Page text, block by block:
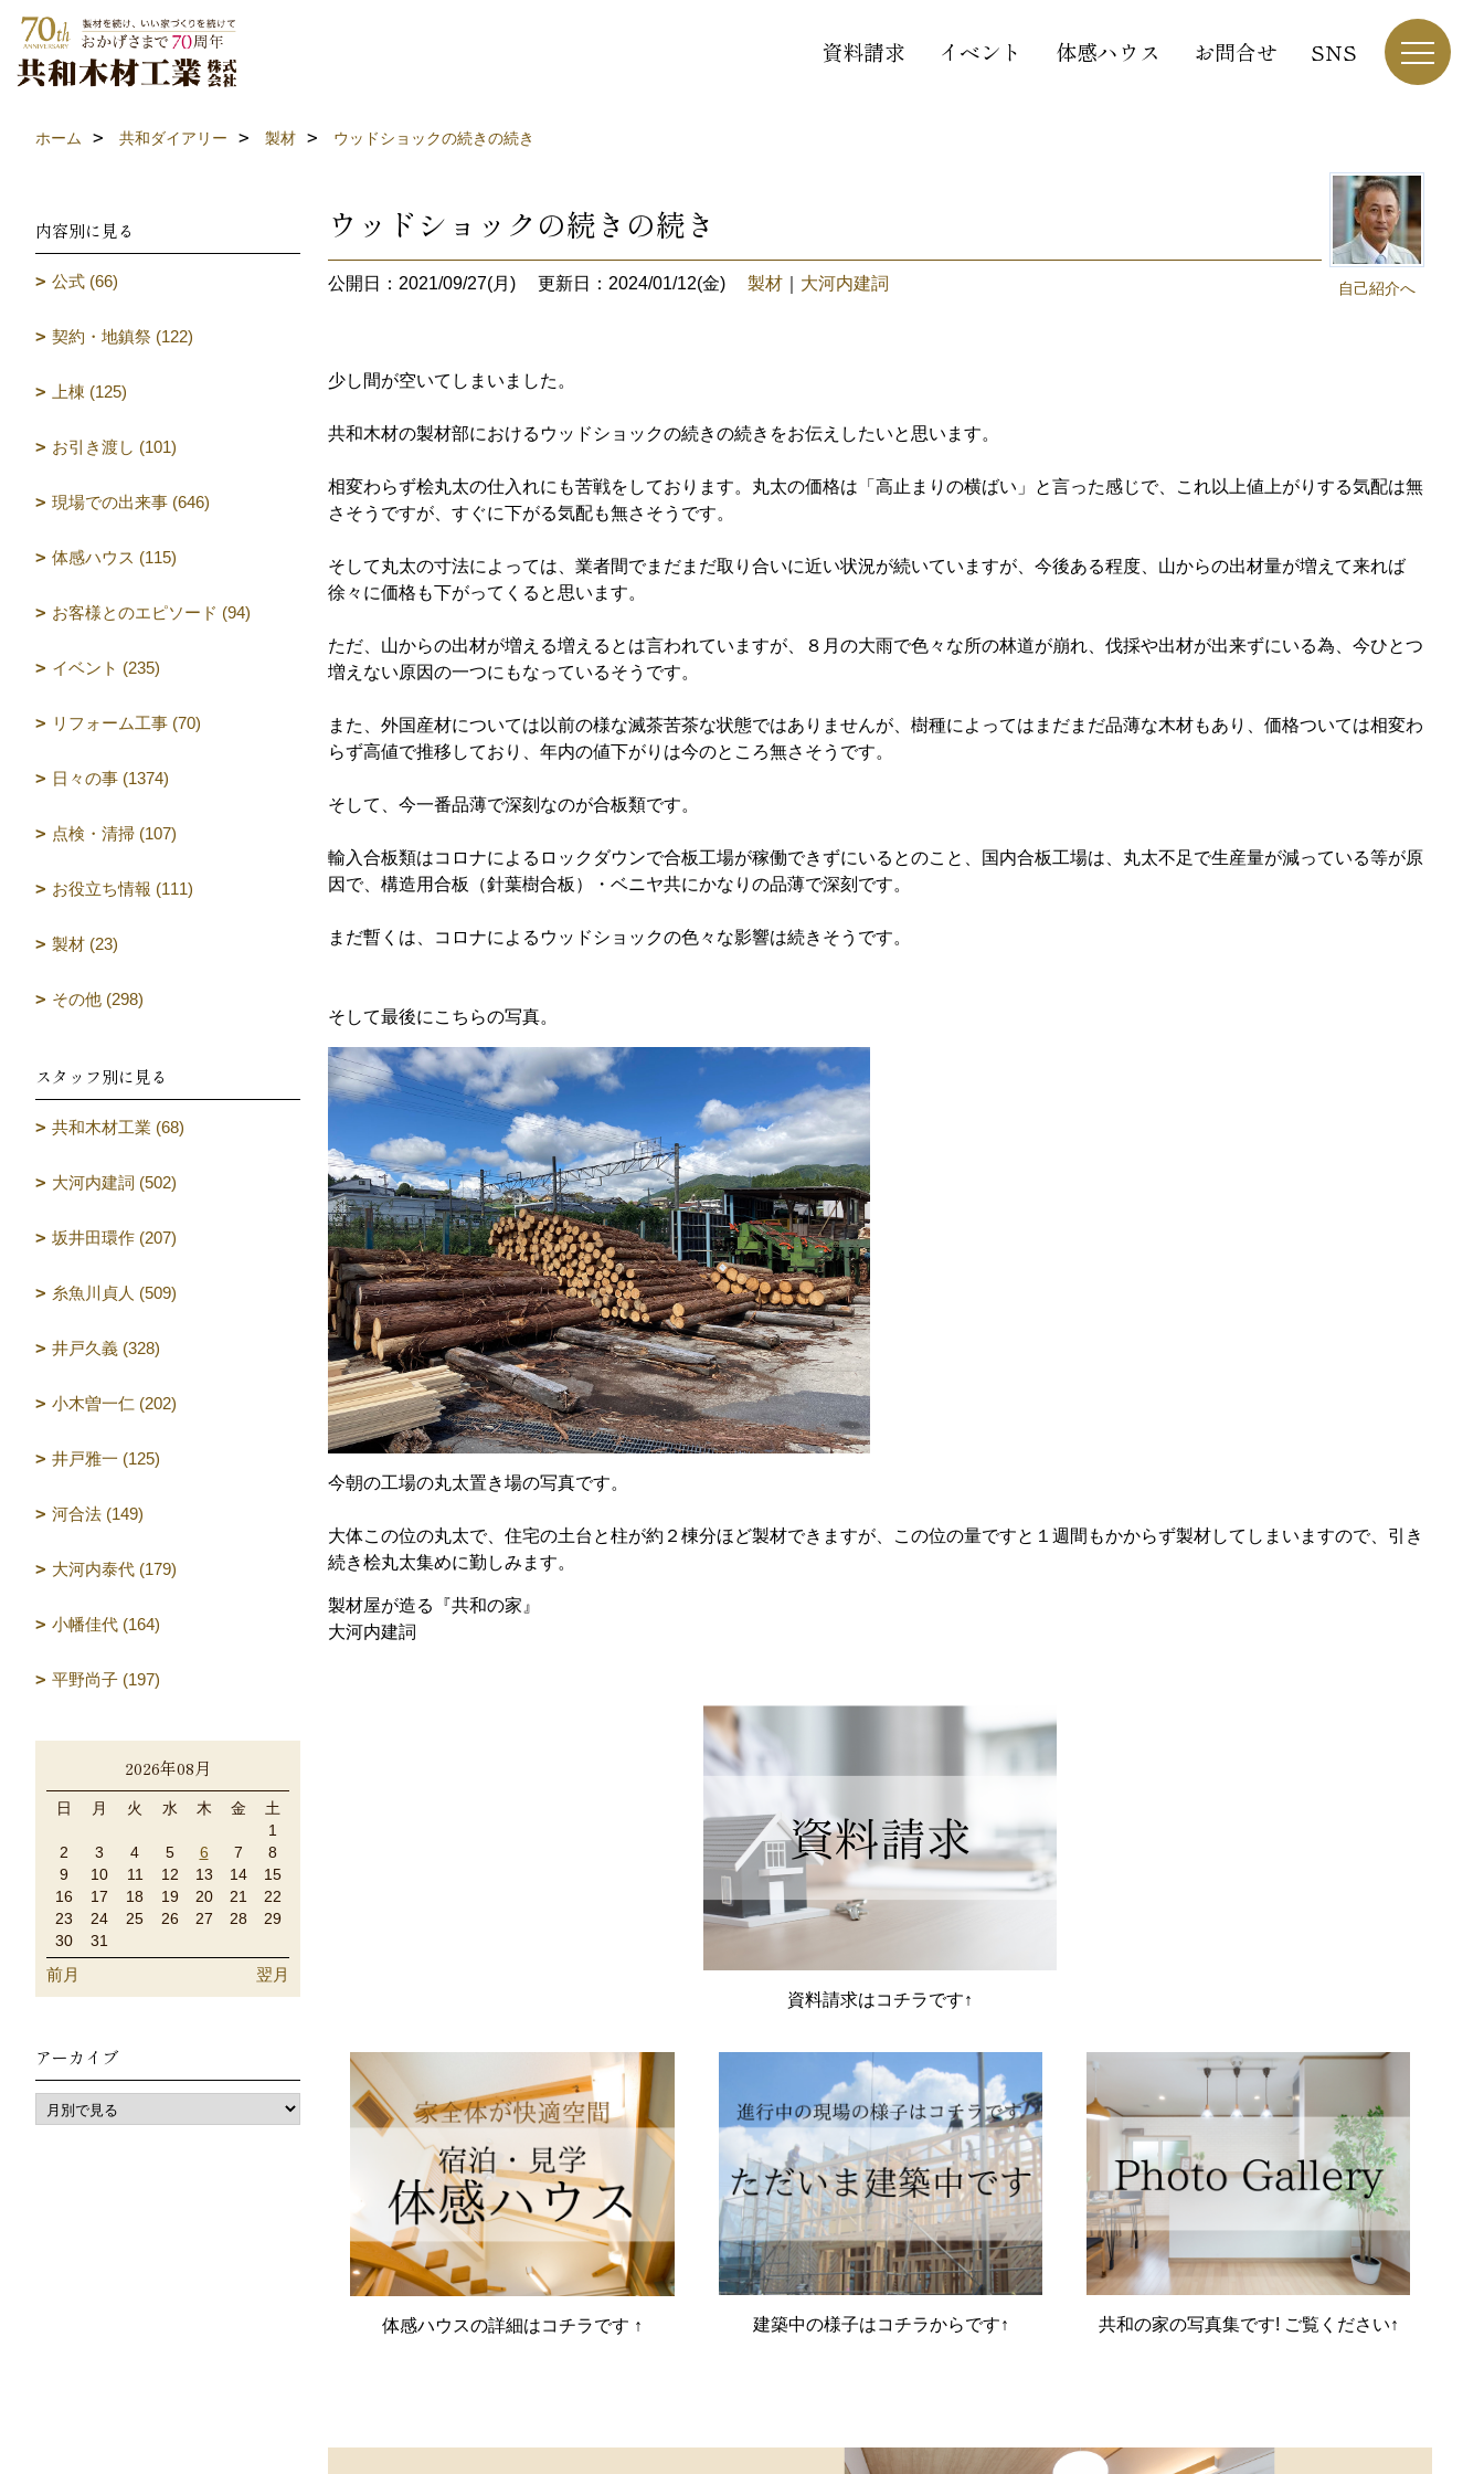
資料請求 イベント 体感ハウス お問合せ SNS
ホーム 共和ダイアリー 製材 ウッドショックの続きの続き
自己紹介へ
ウッドショックの続きの続き
公開日：2021/09/27(月) 更新日：2024/01/12(金) 製材 大河内建詞
少し間が空いてしまいました。
共和木材の製材部におけるウッドショックの続きの続きをお伝えしたいと思います。
相変わらず桧丸太の仕入れにも苦戦をしております。丸太の価格は「高止まりの横ばい」と言った感じで、これ以上値上がりする気配は無
さそうですが、すぐに下がる気配も無さそうです。
そして丸太の寸法によっては、業者間でまだまだ取り合いに近い状況が続いていますが、今後ある程度、山からの出材量が増えて来れば
徐々に価格も下がってくると思います。
ただ、山からの出材が増える増えるとは言われていますが、８月の大雨で色々な所の林道が崩れ、伐採や出材が出来ずにいる為、今ひとつ
増えない原因の一つにもなっているそうです。
また、外国産材については以前の様な滅茶苦茶な状態ではありませんが、樹種によってはまだまだ品薄な木材もあり、価格ついては相変わ
らず高値で推移しており、年内の値下がりは今のところ無さそうです。
そして、今一番品薄で深刻なのが合板類です。
輸入合板類はコロナによるロックダウンで合板工場が稼働できずにいるとのこと、国内合板工場は、丸太不足で生産量が減っている等が原
因で、構造用合板（針葉樹合板）・ベニヤ共にかなりの品薄で深刻です。
まだ暫くは、コロナによるウッドショックの色々な影響は続きそうです。
そして最後にこちらの写真。
今朝の工場の丸太置き場の写真です。
大体この位の丸太で、住宅の土台と柱が約２棟分ほど製材できますが、この位の量ですと１週間もかからず製材してしまいますので、引き
続き桧丸太集めに勤しみます。
製材屋が造る『共和の家』
大河内建詞
資料請求はコチラです↑
体感ハウスの詳細はコチラです ↑ 建築中の様子はコチラからです↑ 共和の家の写真集です! ご覧ください↑
内容別に見る
公式 (66)
契約・地鎮祭 (122)
上棟 (125)
お引き渡し (101)
現場での出来事 (646)
体感ハウス (115)
お客様とのエピソード (94)
イベント (235)
リフォーム工事 (70)
日々の事 (1374)
点検・清掃 (107)
お役立ち情報 (111)
製材 (23)
その他 (298)
スタッフ別に見る
共和木材工業 (68)
大河内建詞 (502)
坂井田環作 (207)
糸魚川貞人 (509)
井戸久義 (328)
小木曽一仁 (202)
井戸雅一 (125)
河合法 (149)
大河内泰代 (179)
小幡佳代 (164)
平野尚子 (197)
2026年08月
日 月 火 水 木 金
土
1
2
3 4 5 6 7
8
9
10 11 12 13 14
15
16
17 18 19 20 21
22
23
24 25 26 27 28
29
30
31
前月 翌月
アーカイブ